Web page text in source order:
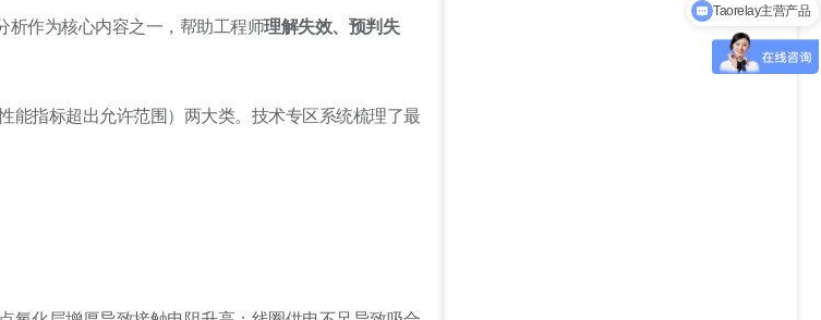
析作为核心内容之一，帮助工程师理解失效、预判失
能指标超出允许范围）两大类。技术专区系统梳理了最
Taorelay主营产品